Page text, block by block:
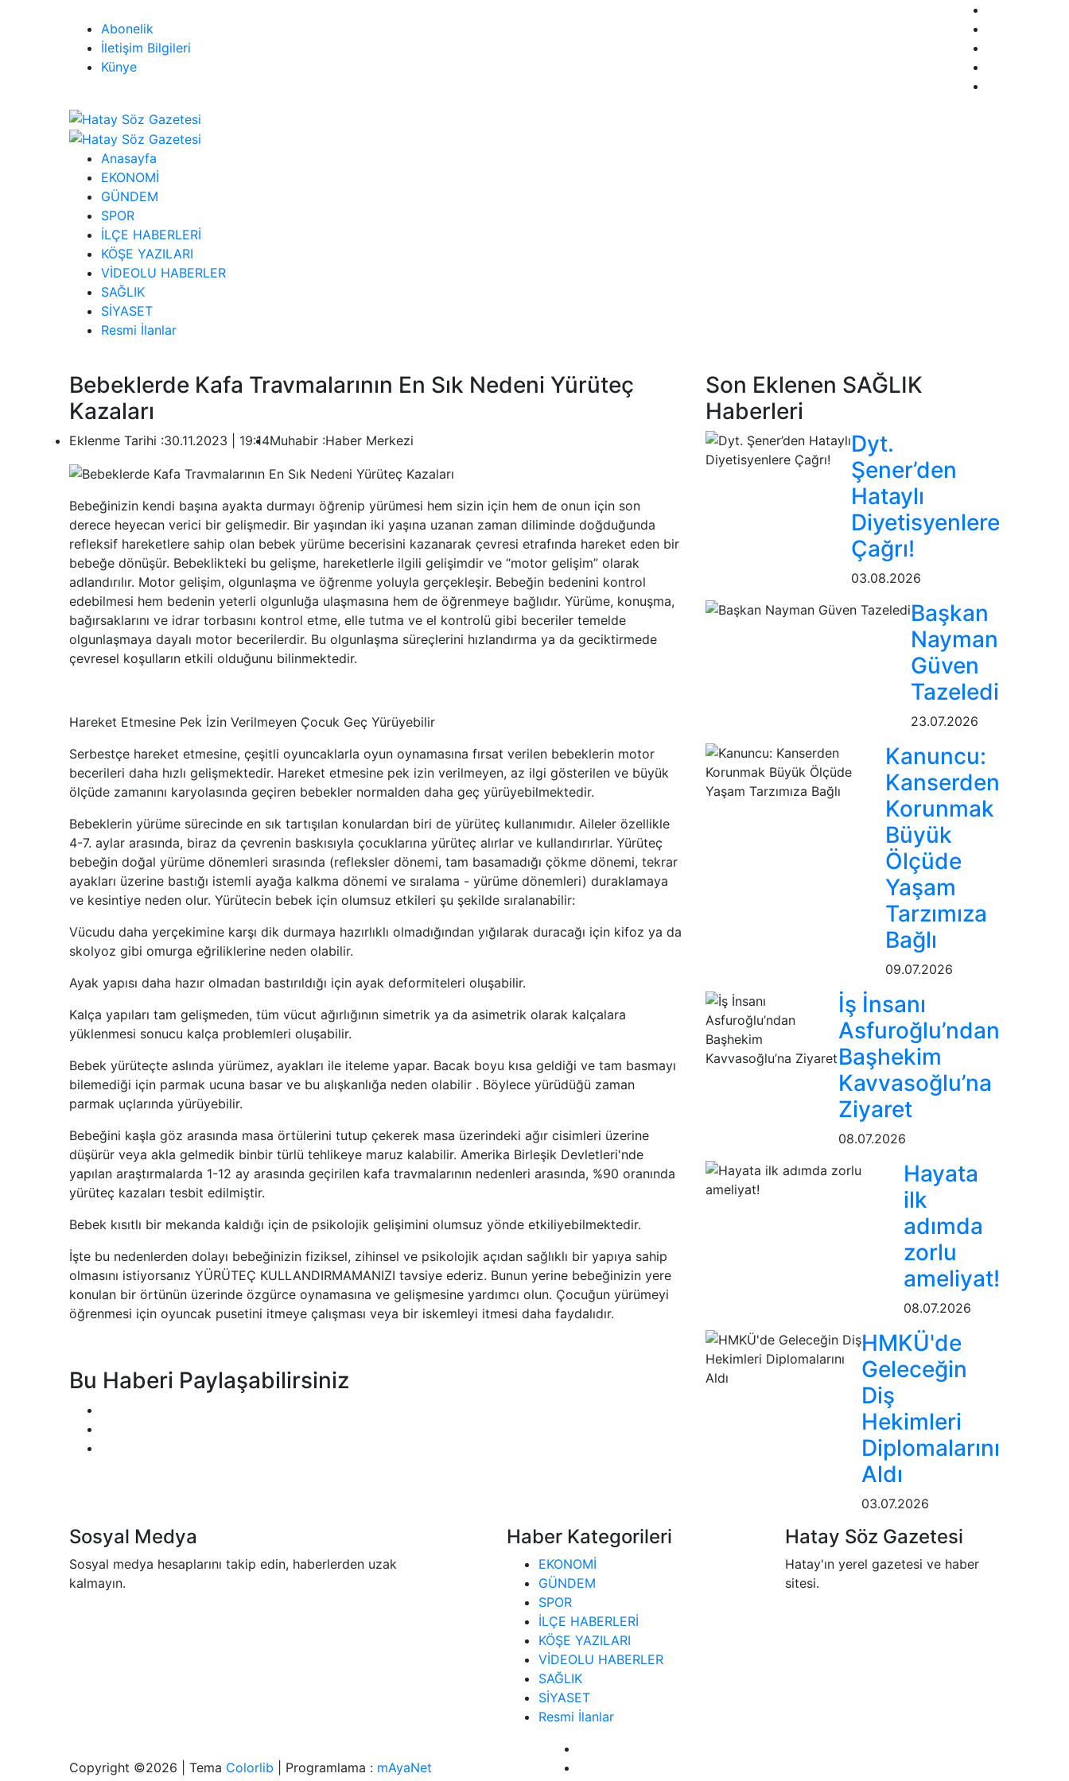
Abonelik
İletişim Bilgileri
Künye
Anasayfa
EKONOMİ
GÜNDEM
SPOR
İLÇE HABERLERİ
KÖŞE YAZILARI
VİDEOLU HABERLER
SAĞLIK
SİYASET
Resmi İlanlar
Bebeklerde Kafa Travmalarının En Sık Nedeni Yürüteç
Kazaları
Eklenme Tarihi :30.11.2023 | 19:14Muhabir :Haber Merkezi
Bebeğinizin kendi başına ayakta durmayı öğrenip yürümesi hem sizin için hem de onun için son
derece heyecan verici bir gelişmedir. Bir yaşından iki yaşına uzanan zaman diliminde doğduğunda
refleksif hareketlere sahip olan bebek yürüme becerisini kazanarak çevresi etrafında hareket eden bir
bebeğe dönüşür. Bebeklikteki bu gelişme, hareketlerle ilgili gelişimdir ve “motor gelişim” olarak
adlandırılır. Motor gelişim, olgunlaşma ve öğrenme yoluyla gerçekleşir. Bebeğin bedenini kontrol
edebilmesi hem bedenin yeterli olgunluğa ulaşmasına hem de öğrenmeye bağlıdır. Yürüme, konuşma,
bağırsaklarını ve idrar torbasını kontrol etme, elle tutma ve el kontrolü gibi beceriler temelde
olgunlaşmaya dayalı motor becerilerdir. Bu olgunlaşma süreçlerini hızlandırma ya da geciktirmede
çevresel koşulların etkili olduğunu bilinmektedir.
Hareket Etmesine Pek İzin Verilmeyen Çocuk Geç Yürüyebilir
Serbestçe hareket etmesine, çeşitli oyuncaklarla oyun oynamasına fırsat verilen bebeklerin motor
becerileri daha hızlı gelişmektedir. Hareket etmesine pek izin verilmeyen, az ilgi gösterilen ve büyük
ölçüde zamanını karyolasında geçiren bebekler normalden daha geç yürüyebilmektedir.
Bebeklerin yürüme sürecinde en sık tartışılan konulardan biri de yürüteç kullanımıdır. Aileler özellikle
4-7. aylar arasında, biraz da çevrenin baskısıyla çocuklarına yürüteç alırlar ve kullandırırlar. Yürüteç
bebeğin doğal yürüme dönemleri sırasında (refleksler dönemi, tam basamadığı çökme dönemi, tekrar
ayakları üzerine bastığı istemli ayağa kalkma dönemi ve sıralama - yürüme dönemleri) duraklamaya
ve kesintiye neden olur. Yürütecin bebek için olumsuz etkileri şu şekilde sıralanabilir:
Vücudu daha yerçekimine karşı dik durmaya hazırlıklı olmadığından yığılarak duracağı için kifoz ya da
skolyoz gibi omurga eğriliklerine neden olabilir.
Ayak yapısı daha hazır olmadan bastırıldığı için ayak deformiteleri oluşabilir.
Kalça yapıları tam gelişmeden, tüm vücut ağırlığının simetrik ya da asimetrik olarak kalçalara
yüklenmesi sonucu kalça problemleri oluşabilir.
Bebek yürüteçte aslında yürümez, ayakları ile iteleme yapar. Bacak boyu kısa geldiği ve tam basmayı
bilemediği için parmak ucuna basar ve bu alışkanlığa neden olabilir . Böylece yürüdüğü zaman
parmak uçlarında yürüyebilir.
Bebeğini kaşla göz arasında masa örtülerini tutup çekerek masa üzerindeki ağır cisimleri üzerine
düşürür veya akla gelmedik binbir türlü tehlikeye maruz kalabilir. Amerika Birleşik Devletleri'nde
yapılan araştırmalarda 1-12 ay arasında geçirilen kafa travmalarının nedenleri arasında, %90 oranında
yürüteç kazaları tesbit edilmiştir.
Bebek kısıtlı bir mekanda kaldığı için de psikolojik gelişimini olumsuz yönde etkiliyebilmektedir.
İşte bu nedenlerden dolayı bebeğinizin fiziksel, zihinsel ve psikolojik açıdan sağlıklı bir yapıya sahip
olmasını istiyorsanız YÜRÜTEÇ KULLANDIRMAMANIZI tavsiye ederiz. Bunun yerine bebeğinizin yere
konulan bir örtünün üzerinde özgürce oynamasına ve gelişmesine yardımcı olun. Çocuğun yürümeyi
öğrenmesi için oyuncak pusetini itmeye çalışması veya bir iskemleyi itmesi daha faydalıdır.
Bu Haberi Paylaşabilirsiniz
Son Eklenen SAĞLIK
Haberleri
Dyt.
Şener’den
Hataylı
Diyetisyenlere
Çağrı!
03.08.2026
Başkan
Nayman
Güven
Tazeledi
23.07.2026
Kanuncu:
Kanserden
Korunmak
Büyük
Ölçüde
Yaşam
Tarzımıza
Bağlı
09.07.2026
İş İnsanı
Asfuroğlu’ndan
Başhekim
Kavvasoğlu’na
Ziyaret
08.07.2026
Hayata
ilk
adımda
zorlu
ameliyat!
08.07.2026
HMKÜ'de
Geleceğin
Diş
Hekimleri
Diplomalarını
Aldı
03.07.2026
Sosyal Medya
Sosyal medya hesaplarını takip edin, haberlerden uzak
kalmayın.
Haber Kategorileri
EKONOMİ
GÜNDEM
SPOR
İLÇE HABERLERİ
KÖŞE YAZILARI
VİDEOLU HABERLER
SAĞLIK
SİYASET
Resmi İlanlar
Hatay Söz Gazetesi
Hatay'ın yerel gazetesi ve haber
sitesi.
Copyright ©2026 | Tema Colorlib | Programlama : mAyaNet